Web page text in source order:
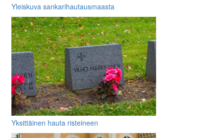
Yleiskuva sankarihautausmaasta
Yksittäinen hauta risteineen
muistolaattoineen